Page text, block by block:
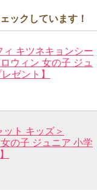
ックしています！
ィ キツネキョンシー
ウィン 女の子 ジュ
ゼント】
ット キッズ＞
の子 ジュニア 小学